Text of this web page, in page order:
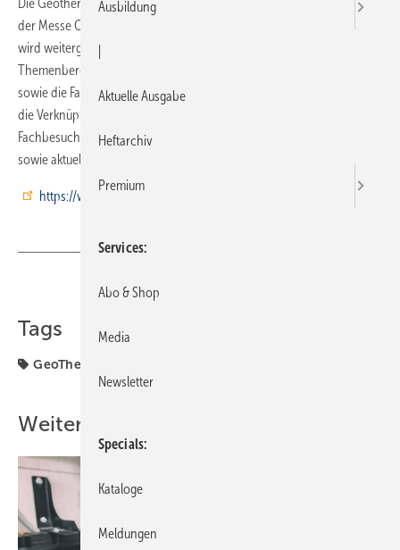
Die Geotherm 2011 findet am 24. und 25. Februar zum fünften Mal auf
der Messe Offenburg statt. Das bewährte Konzept der Veranstaltung
wird weitergeführt: Die zwei parallel laufenden Kongresse zu den
Themenbereichen der Oberflächennahen und Tiefen Geothermie
sowie die Fachmesse sind unter einem Dach vereint. Insbesondere
die Verknüpfung aus Kongress und Fachmesse bietet den
Fachbesuchern gute Voraussetzungen, sich über Praxiserfahrungen
sowie aktuelle Entwicklungen zu informieren und beraten zu lassen.
https://www.geotherm-offenburg.de/
Teilen
Tags
GeoTherm
Weitere Inhalte
Ausbildung
Aktuelle Ausgabe
Heftarchiv
Premium
Services
Abo & Shop
Media
Newsletter
Specials
Kataloge
Meldungen